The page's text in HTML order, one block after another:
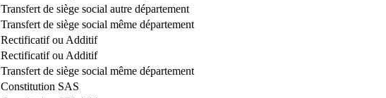
Transfert de siège social autre département
Transfert de siège social même département
Rectificatif ou Additif
Rectificatif ou Additif
Transfert de siège social même département
Constitution SAS